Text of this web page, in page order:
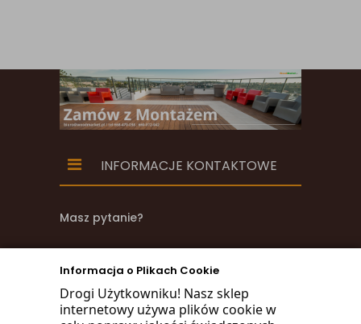
Informacja o Plikach Cookie
Drogi Użytkowniku! Nasz sklep
internetowy używa plików cookie w
INFORMACJE KONTAKTOWE
Masz pytanie?
zadzwoń
668 470 038
660 072 042